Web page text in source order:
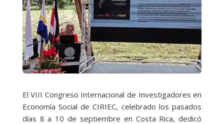
El VIII Congreso Internacional de Investigadores en
Economía Social de CIRIEC, celebrado los pasados
días 8 a 10 de septiembre en Costa Rica, dedicó